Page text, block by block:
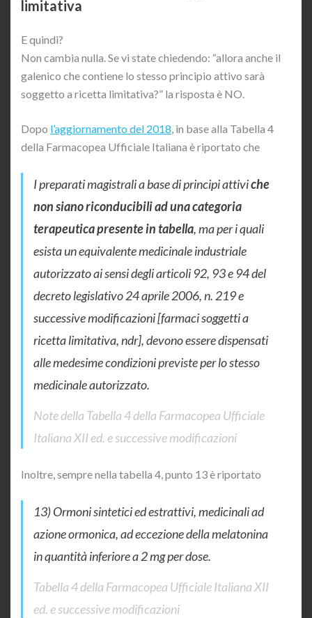
limitativa
E quindi?
Non cambia nulla. Se vi state chiedendo: “allora anche il
galenico che contiene lo stesso principio attivo sarà
soggetto a ricetta limitativa?” la risposta è NO.
Dopo l’aggiornamento del 2018, in base alla Tabella 4
della Farmacopea Ufficiale Italiana è riportato che
I preparati magistrali a base di principi attiviche
non siano riconducibili ad una categoria
terapeutica presente in tabella, ma per i quali
esista un equivalente medicinale industriale
autorizzato ai sensi degli articoli 92, 93 e 94 del
decreto legislativo 24 aprile 2006, n. 219 e
successive modificazioni [farmaci soggetti a
ricetta limitativa, ndr], devono essere dispensati
alle medesime condizioni previste per lo stesso
medicinale autorizzato.
Note della Tabella 4 della Farmacopea Ufficiale
Italiana XII ed. e successive modificazioni
Inoltre, sempre nella tabella 4, punto 13 è riportato
13) Ormoni sintetici ed estrattivi, medicinali ad
azione ormonica, ad eccezione della melatonina
in quantità inferiore a 2 mg per dose.
Tabella 4 della Farmacopea Ufficiale Italiana XII
ed. e successive modificazioni